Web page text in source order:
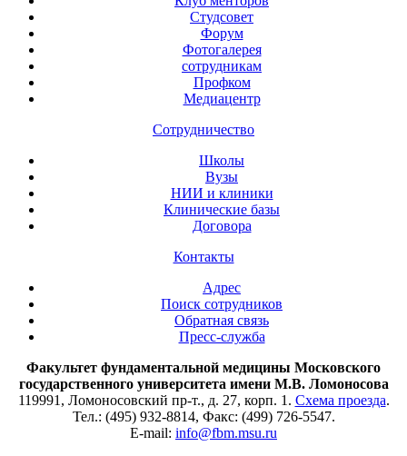
Студсовет
Форум
Фотогалерея
сотрудникам
Профком
Медиацентр
Сотрудничество
Школы
Вузы
НИИ и клиники
Клинические базы
Договора
Контакты
Адрес
Поиск сотрудников
Обратная связь
Пресс-служба
Факультет фундаментальной медицины Московского
государственного университета имени М.В. Ломоносова
119991, Ломоносовский пр-т., д. 27, корп. 1. Схема проезда.
Тел.: (495) 932-8814, Факс: (499) 726-5547.
E-mail: info@fbm.msu.ru